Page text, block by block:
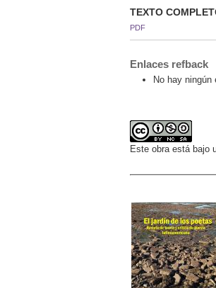
TEXTO
PDF
Enlaces refback
No hay ningún
Este obra está bajo